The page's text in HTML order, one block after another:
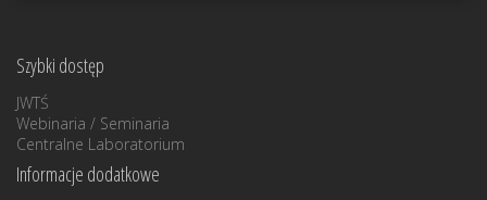
Szybki dostęp
JWTŚ
Webinaria / Seminaria
Centralne Laboratorium
Informacje dodatkowe